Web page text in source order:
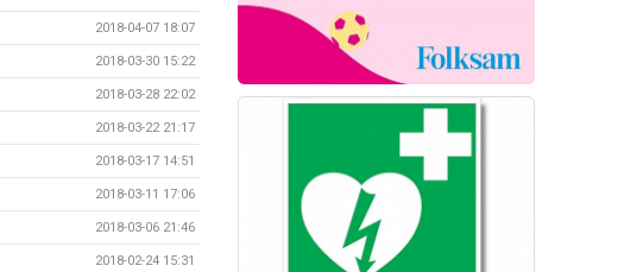
2018-04-07 18:07
2018-03-30 15:22
2018-03-28 22:02
2018-03-22 21:17
2018-03-17 14:51
2018-03-11 17:06
2018-03-06 21:46
2018-02-24 15:31